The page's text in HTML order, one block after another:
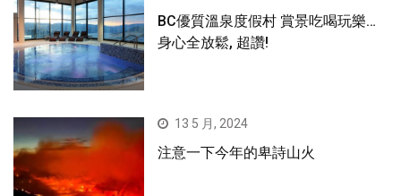
BC優質溫泉度假村 賞景吃喝玩樂…
身心全放鬆, 超讚!
13 5 月, 2024
注意一下今年的卑詩山火